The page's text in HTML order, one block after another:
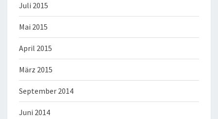
Juli 2015
Mai 2015
April 2015
März 2015
September 2014
Juni 2014